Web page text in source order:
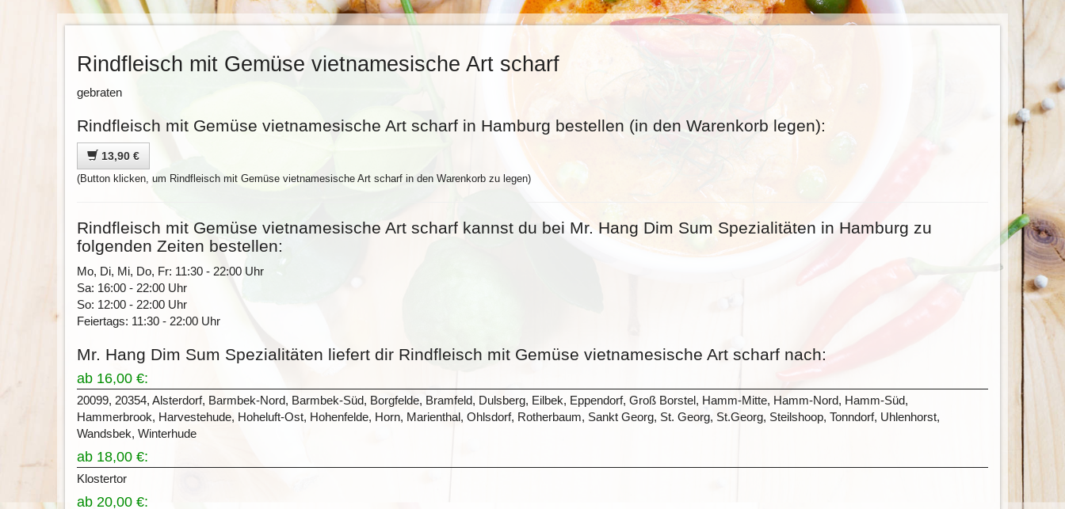
Rindfleisch mit Gemüse vietnamesische Art scharf
gebraten
Rindfleisch mit Gemüse vietnamesische Art scharf in Hamburg bestellen (in den Warenkorb legen):
13,90 €
(Button klicken, um Rindfleisch mit Gemüse vietnamesische Art scharf in den Warenkorb zu legen)
Rindfleisch mit Gemüse vietnamesische Art scharf kannst du bei Mr. Hang Dim Sum Spezialitäten in Hamburg zu
folgenden Zeiten bestellen:
Mo, Di, Mi, Do, Fr: 11:30 - 22:00 Uhr
Sa: 16:00 - 22:00 Uhr
So: 12:00 - 22:00 Uhr
Feiertags: 11:30 - 22:00 Uhr
Mr. Hang Dim Sum Spezialitäten liefert dir Rindfleisch mit Gemüse vietnamesische Art scharf nach:
ab 16,00 €:
20099, 20354, Alsterdorf, Barmbek-Nord, Barmbek-Süd, Borgfelde, Bramfeld, Dulsberg, Eilbek, Eppendorf, Groß Borstel, Hamm-Mitte, Hamm-Nord, Hamm-Süd,
Hammerbrook, Harvestehude, Hoheluft-Ost, Hohenfelde, Horn, Marienthal, Ohlsdorf, Rotherbaum, Sankt Georg, St. Georg, St.Georg, Steilshoop, Tonndorf, Uhlenhorst,
Wandsbek, Winterhude
ab 18,00 €:
Klostertor
ab 20,00 €: